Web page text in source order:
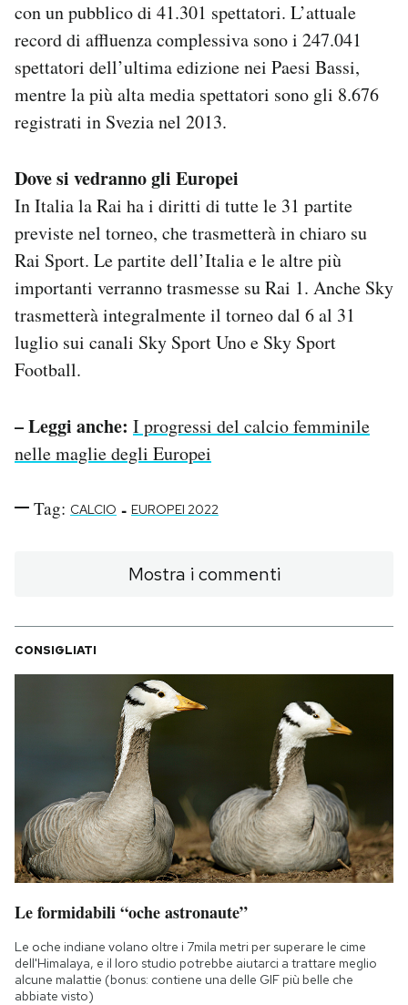
con un pubblico di 41.301 spettatori. L’attuale
record di affluenza complessiva sono i 247.041
spettatori dell’ultima edizione nei Paesi Bassi,
mentre la più alta media spettatori sono gli 8.676
registrati in Svezia nel 2013.
Dove si vedranno gli Europei
In Italia la Rai ha i diritti di tutte le 31 partite
previste nel torneo, che trasmetterà in chiaro su
Rai Sport. Le partite dell’Italia e le altre più
importanti verranno trasmesse su Rai 1. Anche Sky
trasmetterà integralmente il torneo dal 6 al 31
luglio sui canali Sky Sport Uno e Sky Sport
Football.
– Leggi anche: I progressi del calcio femminile
nelle maglie degli Europei
Tag: CALCIO - EUROPEI 2022
Mostra i commenti
CONSIGLIATI
Le formidabili “oche astronaute”
Le oche indiane volano oltre i 7mila metri per superare le cime
dell'Himalaya, e il loro studio potrebbe aiutarci a trattare meglio
alcune malattie (bonus: contiene una delle GIF più belle che
abbiate visto)